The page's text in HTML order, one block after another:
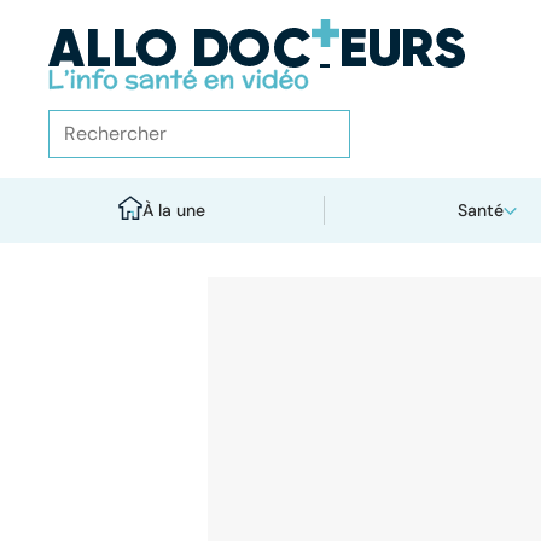
À la une Santé